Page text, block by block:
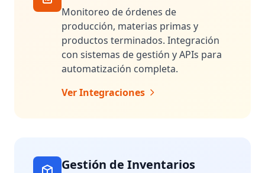
Monitoreo de órdenes de
producción, materias primas y
productos terminados. Integración
con sistemas de gestión y APIs para
automatización completa.
Ver Integraciones
Gestión de Inventarios